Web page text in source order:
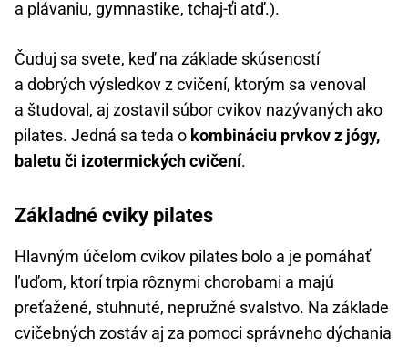
a plávaniu, gymnastike, tchaj-ťi atď.).
Čuduj sa svete, keď na základe skúseností
a dobrých výsledkov z cvičení, ktorým sa venoval
a študoval, aj zostavil súbor cvikov nazývaných ako
pilates. Jedná sa teda o kombináciu prvkov z jógy,
baletu či izotermických cvičení.
Základné cviky pilates
Hlavným účelom cvikov pilates bolo a je pomáhať
ľuďom, ktorí trpia rôznymi chorobami a majú
preťažené, stuhnuté, nepružné svalstvo. Na základe
cvičebných zostáv aj za pomoci správneho dýchania